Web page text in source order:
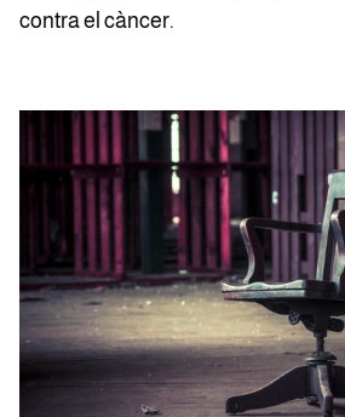
contra el càncer.